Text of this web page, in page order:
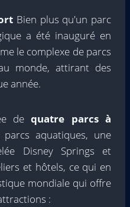
Bien plus qu'un parc
a été inauguré en
le complexe de parcs
monde, attirant des
année.
dequatre parcs à
parcs aquatiques, une
Disney Springs et
et hôtels, ce qui en
mondiale qui offre
: